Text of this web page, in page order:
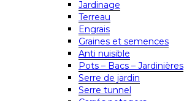
Jardinage
Terreau
Engrais
Graines et semences
Anti nuisible
Pots – Bacs – Jardinières
Serre de jardin
Serre tunnel